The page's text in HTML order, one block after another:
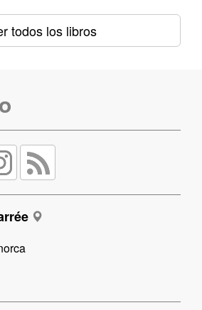
todos los libros